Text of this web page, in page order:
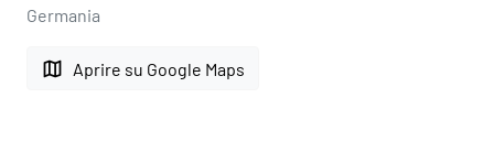
Germania
map Aprire su Google Maps